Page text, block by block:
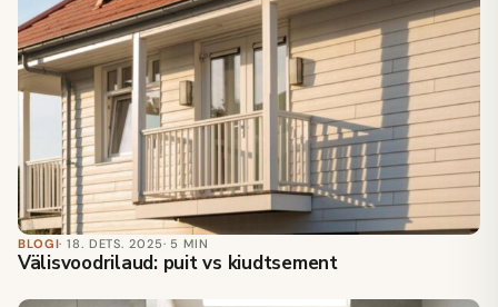
BLOGI· 18. DETS. 2025· 5 MIN
Välisvoodrilaud: puit vs kiudtsement